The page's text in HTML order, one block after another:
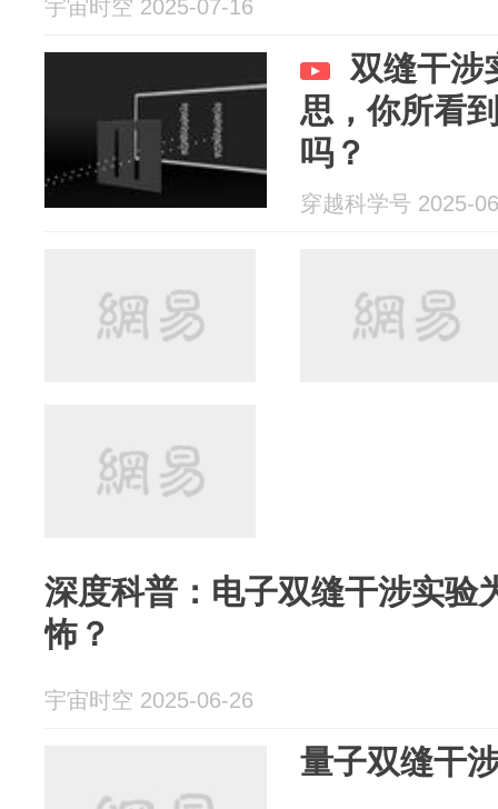
宇宙时空 2025-07-16
双缝干涉
思，你所看
吗？
穿越科学号 2025-
深度科普：电子双缝干涉实验
怖？
宇宙时空 2025-06-26
量子双缝干